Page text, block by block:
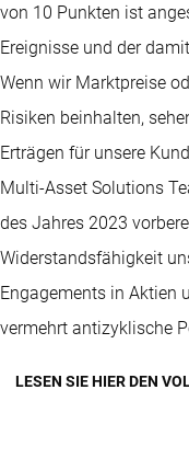
von 10 Punkten ist
Ereignisse und der
Wenn wir Marktpreise
Risiken beinhalten,
Erträgen für unsere
Multi-Asset Solutions
des Jahres 2023
Widerstandsfähigkeit
Engagements in Aktien
vermehrt antizyklische
LESEN SIE HIER DEN